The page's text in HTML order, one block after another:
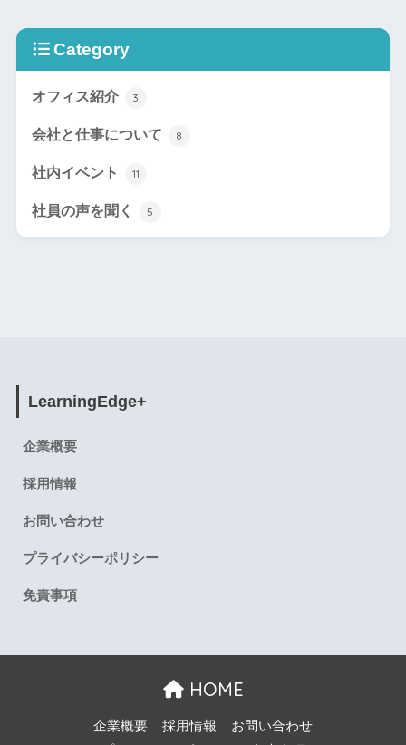
Category
オフィス紹介 3
会社と仕事について 8
社内イベント 11
社員の声を聞く 5
LearningEdge+
企業概要
採用情報
お問い合わせ
プライバシーポリシー
免責事項
HOME
企業概要 採用情報
お問い合わせ